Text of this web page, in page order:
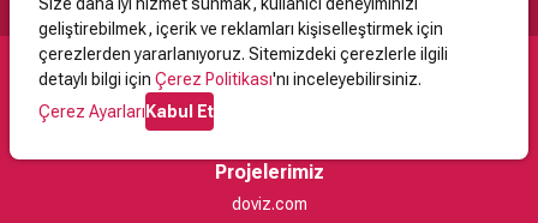
geliştirebilmek, içerik ve reklamları kişiselleştirmek için
çerezlerden yararlanıyoruz. Sitemizdeki çerezlerle ilgili
detaylı bilgi için Çerez Politikası'nı inceleyebilirsiniz.
Çerez AyarlarıKabul Et
Destek
İletişimYardımKullanıcı Sözleşmesi
Projelerimiz
doviz.com